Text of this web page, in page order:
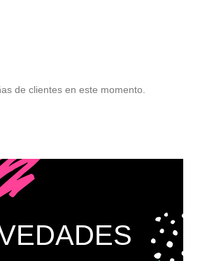
de clientes en este momento.